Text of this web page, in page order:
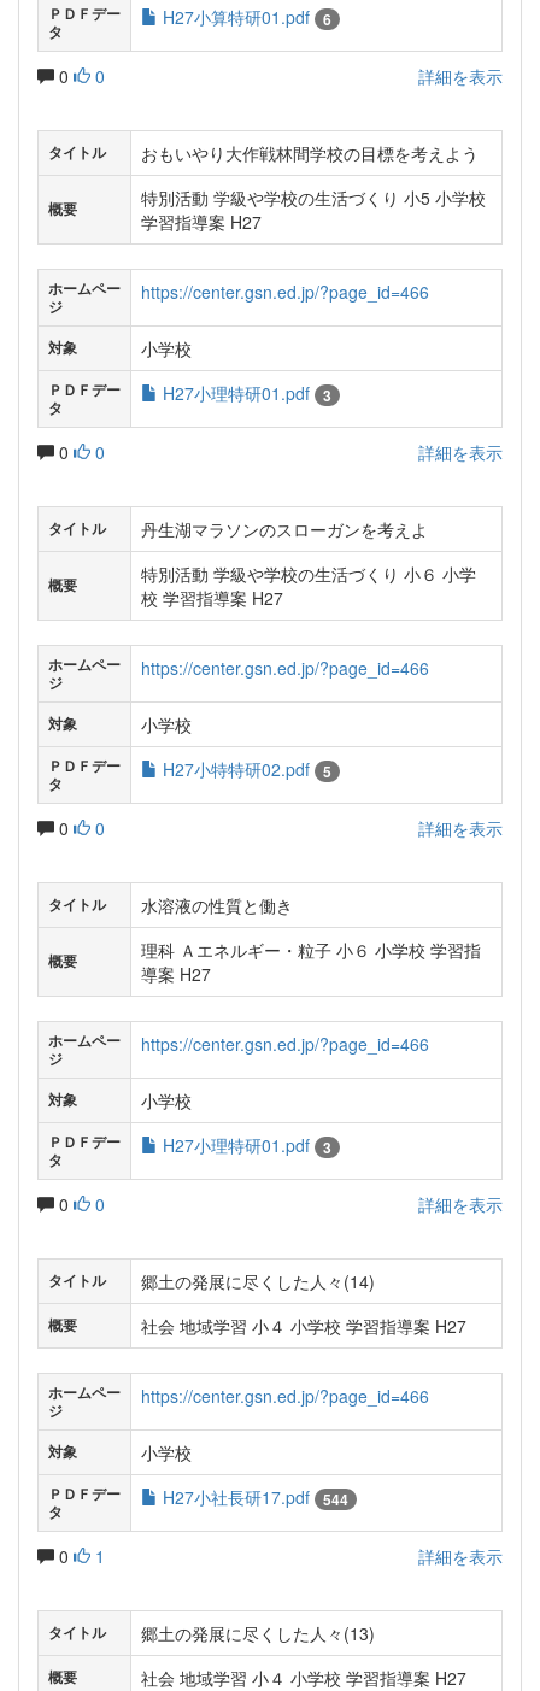
ＰＤＦデー
タ
H27小算特研01.pdf 6
0 0 詳細を表示
タイトル おもいやり大作戦林間学校の目標を考えよう
概要
特別活動 学級や学校の生活づくり 小5 小学校
学習指導案 H27
ホームペー
ジ
https://center.gsn.ed.jp/?page_id=466
対象 小学校
ＰＤＦデー
タ
H27小理特研01.pdf 3
0 0 詳細を表示
タイトル 丹生湖マラソンのスローガンを考えよ
概要
特別活動 学級や学校の生活づくり 小６ 小学
校 学習指導案 H27
ホームペー
ジ
https://center.gsn.ed.jp/?page_id=466
対象 小学校
ＰＤＦデー
タ
H27小特特研02.pdf 5
0 0 詳細を表示
タイトル 水溶液の性質と働き
概要
理科 Ａエネルギー・粒子 小６ 小学校 学習指
導案 H27
ホームペー
ジ
https://center.gsn.ed.jp/?page_id=466
対象 小学校
ＰＤＦデー
タ
H27小理特研01.pdf 3
0 0 詳細を表示
タイトル 郷土の発展に尽くした人々(14)
概要 社会 地域学習 小４ 小学校 学習指導案 H27
ホームペー
ジ
https://center.gsn.ed.jp/?page_id=466
対象 小学校
ＰＤＦデー
タ
H27小社長研17.pdf 544
0 1 詳細を表示
タイトル 郷土の発展に尽くした人々(13)
概要 社会 地域学習 小４ 小学校 学習指導案 H27